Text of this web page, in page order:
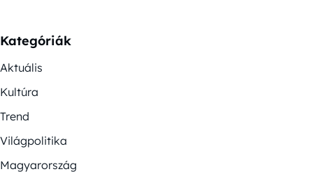
Kategóriák
Aktuális
Kultúra
Trend
Világpolitika
Magyarország